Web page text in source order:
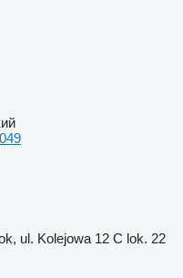
ul. Kolejowa 12 C lok. 22